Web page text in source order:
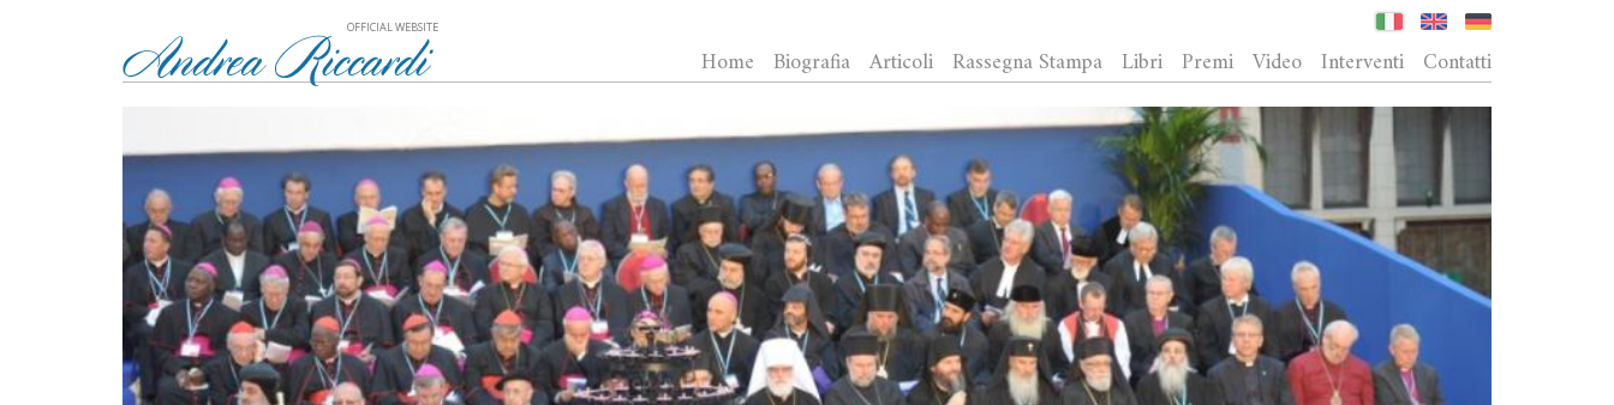
OFFICIAL WEBSITE
Home Biografia Articoli Rassegna Stampa Libri Premi Video Interventi Contatti